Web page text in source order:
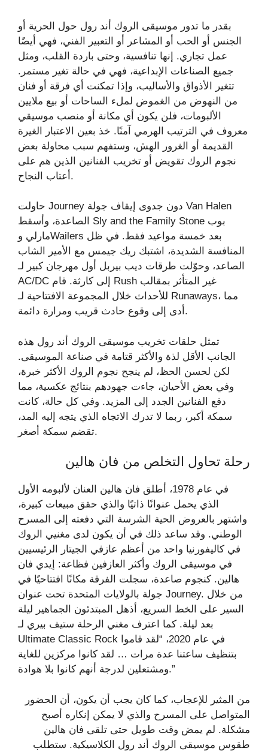
بقدر ما تدور موسيقى الروك أند رول حول الحرية أو
الجنس أو الحب أو المشاعر أو التعبير الفني، فهي أيضًا
عمل تجاري. إنها تنافسية، وحتى باردة القلب، ومثل
جميع الصناعات الإبداعية، فهي في حالة تغير مستمر.
تتغير الأذواق والأساليب، وإذا تمكنت أي فرقة أو فنان
من النهوض من الغموض لملء الساحات أو بيع ملايين
الألبومات، فلن يكون أي مكانة أو منصب موسيقي
معروف في الترتيب الهرمي آمنًا. خذ بعين الاعتبار الغيرة
القديمة أو الغرور الهش، وستفهم سبب محاولة بعض
نجوم الروك تقويض أو تخريب الفنانين الذين هم على
أعتاب النجاح.
حاولت Journey دون جدوى إيقاف جولة Van Halen
الصاعدة، وأسقط Sly and the Family Stone بوب
مارلي وWailers بعد خمسة مواعيد فقط. في ظل
المنافسة الشديدة، اشتبك ريك جيمس مع الأمير الشاب
الصاعد، وحوّلت طرقات ديب بيربل أول مهرجان كبير لـ
AC/DC إلى كارثة. قام Rush غير المتأثر بمقالب
للأحداث خلال المجموعة الافتتاحية لـ Runaways، مما
أدى إلى وقوع حادث قريب ومرارة دائمة.
تمثل حلقات تخريب موسيقى الروك أند رول هذه
الجانب الأقل لذة والأكثر قتامة في صناعة الموسيقى.
لكن لحسن الحظ، لم ينجح نجوم الروك الأكثر خبرة،
وفي بعض الأحيان، جاءت جهودهم بنتائج عكسية، مما
دفع الفنانين الجدد إلى المزيد. وفي كل حالة، كانت
سمكة أكبر، ربما لا تدرك الاتجاه الذي يتجه إليه المد،
تقضم سمكة أصغر.
رحلة تحاول التخلص من فان هالين
في عام 1978، أطلق فان هالين العنان لألبومه الأول
الذي يحمل عنوانًا ذاتيًا والذي حقق مبيعات كبيرة،
واشتهر بالعروض الحية الشرسة التي دفعته إلى المسرح
الوطني. وقد ساعد ذلك في أن يكون لدى مغنيي الروك
في كاليفورنيا واحد من أعظم عازفي الجيتار الرئيسيين
في موسيقى الروك وأكثر العازفين فظاعة: إيدي فان
هالين. كنجوم صاعدة، سجلت الفرقة مكانًا افتتاحيًا في
جولة بالولايات المتحدة تحت عنوان Journey. من خلال
السير على الخط السريع، أذهل المبتدئون الجماهير ليلة
بعد ليلة. كما اعترف مغني الرحلة ستيف بيري لـ
Ultimate Classic Rock في عام 2020، “لقد قاموا
بتنظيف ساعتنا عدة مرات … لقد كانوا مركزين للغاية
ومشتعلين لدرجة أنهم كانوا بلا هوادة.”
من المثير للإعجاب، كما كان يجب أن يكون، أن الحضور
المتواصل على المسرح والذي لا يمكن إنكاره أصبح
مشكلة. لم يمض وقت طويل حتى تلقى فان هالين
طقوس موسيقى الروك أند رول الكلاسيكية. ستطلب